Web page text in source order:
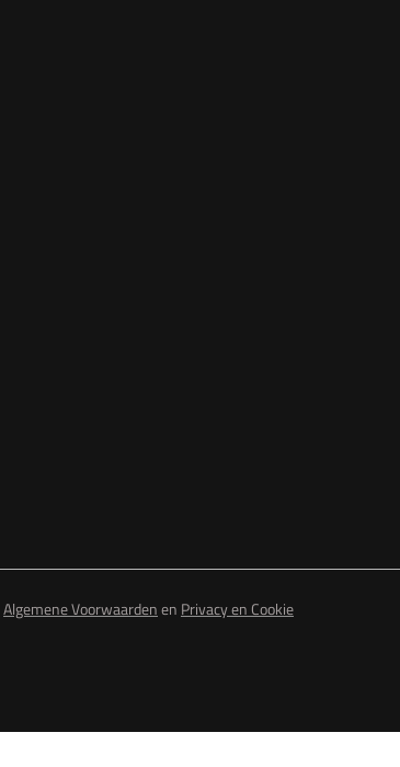
Algemene Voorwaardenen Privacy en Cookie